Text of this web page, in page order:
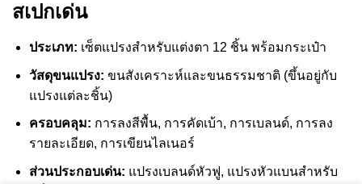
สเปกเด่น
ประเภท: เซ็ตแปรงสำหรับแต่งตา 12 ชิ้น พร้อมกระเป๋า
วัสดุขนแปรง: ขนสังเคราะห์และขนธรรมชาติ (ขึ้นอยู่กับ
แปรงแต่ละชิ้น)
ครอบคลุม: การลงสีพื้น, การคัดเบ้า, การเบลนด์, การลง
รายละเอียด, การเขียนไลเนอร์
ส่วนประกอบเด่น: แปรงเบลนด์หัวฟู, แปรงหัวแบนสำหรับ